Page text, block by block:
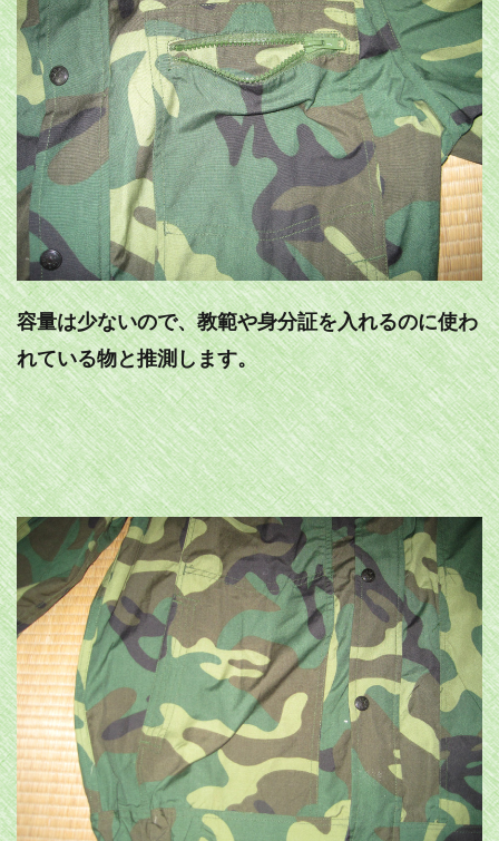
容量は少ないので、教範や身分証を入れるのに使わ
れている物と推測します。